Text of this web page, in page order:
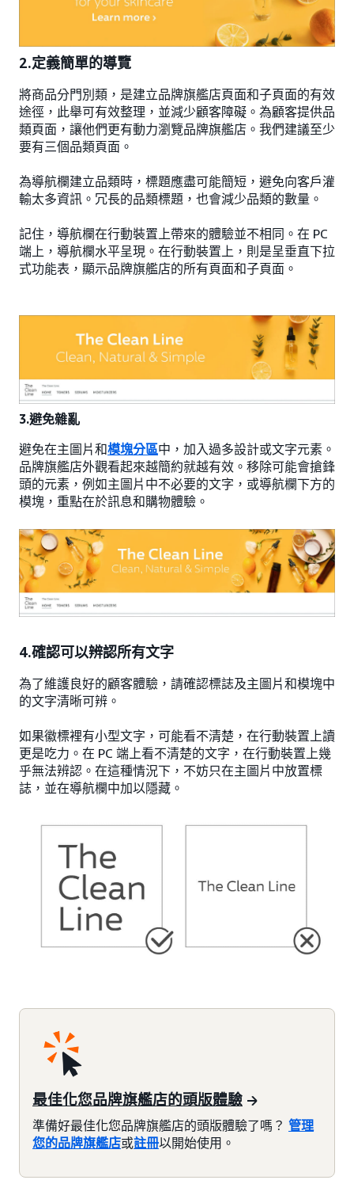
2.定義簡單的導覽
將商品分門別類，是建立品牌旗艦店頁面和子頁面的有效
途徑，此舉可有效整理，並減少顧客障礙。為顧客提供品
類頁面，讓他們更有動力瀏覽品牌旗艦店。我們建議至少
要有三個品類頁面。
為導航欄建立品類時，標題應盡可能簡短，避免向客戶灌
輸太多資訊。冗長的品類標題，也會減少品類的數量。
記住，導航欄在行動裝置上帶來的體驗並不相同。在 PC
端上，導航欄水平呈現。在行動裝置上，則是呈垂直下拉
式功能表，顯示品牌旗艦店的所有頁面和子頁面。
3.避免雜亂
避免在主圖片和模塊分區中，加入過多設計或文字元素。
品牌旗艦店外觀看起來越簡約就越有效。移除可能會搶鋒
頭的元素，例如主圖片中不必要的文字，或導航欄下方的
模塊，重點在於訊息和購物體驗。
4.確認可以辨認所有文字
為了維護良好的顧客體驗，請確認標誌及主圖片和模塊中
的文字清晰可辨。
如果徽標裡有小型文字，可能看不清楚，在行動裝置上讀
更是吃力。在 PC 端上看不清楚的文字，在行動裝置上幾
乎無法辨認。在這種情況下，不妨只在主圖片中放置標
誌，並在導航欄中加以隱藏。
最佳化您品牌旗艦店的頭版體驗
準備好最佳化您品牌旗艦店的頭版體驗了嗎？ 管理
您的品牌旗艦店或註冊以開始使用。